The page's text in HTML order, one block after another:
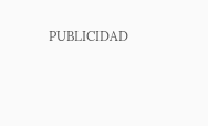
PUBLICIDAD